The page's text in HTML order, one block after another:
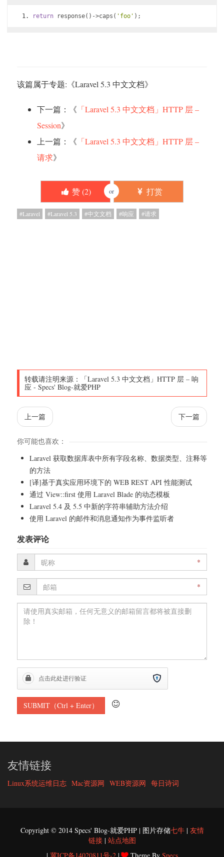
return response()->caps ( 'foo' );
该篇属于专题:《Laravel 5.3 中文文档》
下一篇：《 「Laravel 5.3 中文文档」HTTP 层 –
Session》
上一篇：《 「Laravel 5.3 中文文档」HTTP 层 –
请求》
赞 (2) or 打赏
Laravel Laravel 5.3 中文文档 响应 请求
转载请注明来源：
「Laravel 5.3 中文文档」HTTP 层 – 响
应 - Specs' Blog-就爱PHP
上一篇 下一篇
你可能也喜欢：
Laravel 获取数据库表中所有字段名称、数据类型、注释等
的方法
[译]基于真实应用环境下的 WEB REST API 性能测试
通过 View::first 使用 Laravel Blade 的动态模板
Laravel 5.4 及 5.5 中新的字符串辅助方法介绍
使用 Laravel 的邮件和消息通知作为事件监听者
发表评论
*
*
友情链接
Linux系统运维日志 Mac资源网 WEB资源网 每日诗词
Copyright © 2014 Specs' Blog-就爱PHP | 图片存储七牛| 友情
链接| 站点地图